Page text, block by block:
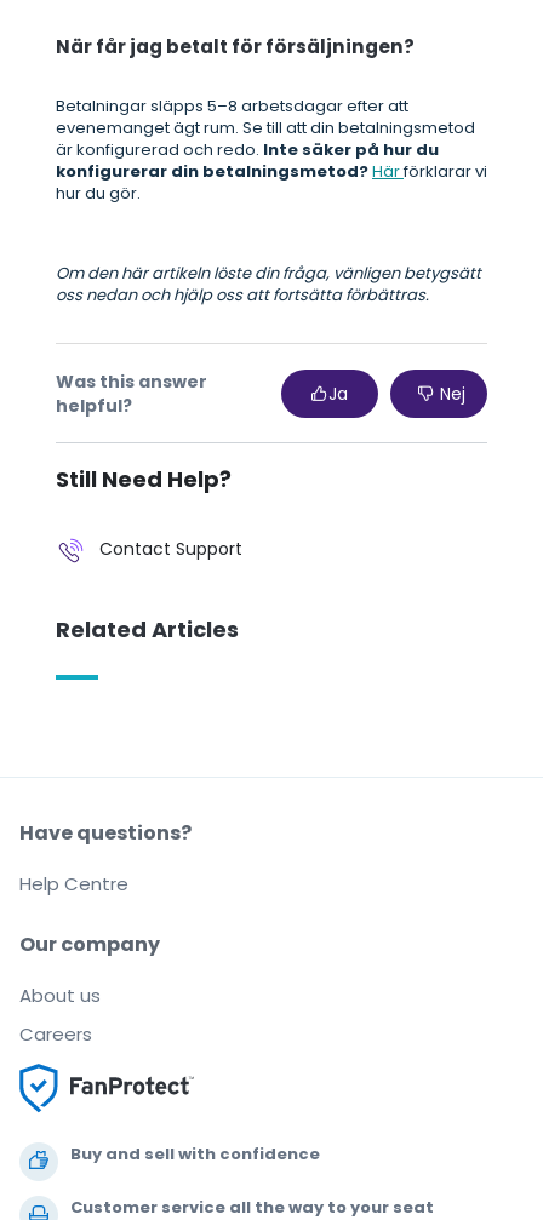
När får jag betalt för försäljningen?
Betalningar släpps 5–8 arbetsdagar efter att
evenemanget ägt rum. Se till att din betalningsmetod
är konfigurerad och redo. Inte säker på hur du
konfigurerar din betalningsmetod?Härförklarar vi
hur du gör.
Om den här artikeln löste din fråga, vänligen betygsätt
oss nedan och hjälp oss att fortsätta förbättras.
Was this answer
helpful?
Ja Nej
Still Need Help?
Contact Support
Related Articles
Buy and sell with confidence
Customer service all the way to your seat
Our company
About us
Careers
Have questions?
Help Centre